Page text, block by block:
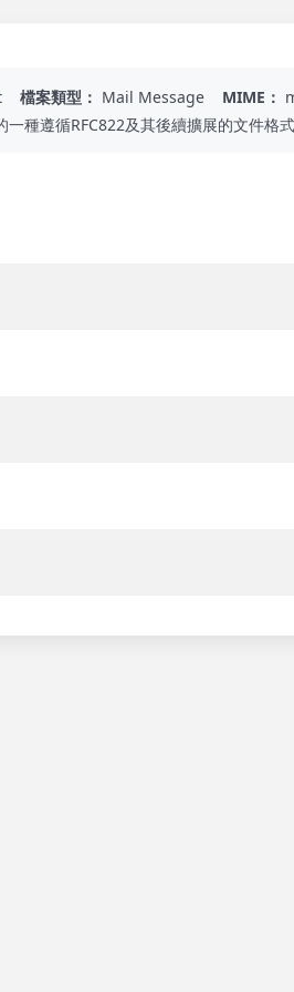
檔案類型： Mail Message MIME：
種遵循RFC822及其後續擴展的文件格